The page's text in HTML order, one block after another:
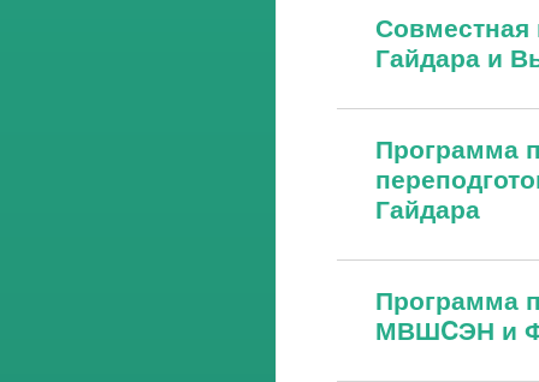
Гайдара и
Программа
Гайдара
Программа
МВШCЭН и